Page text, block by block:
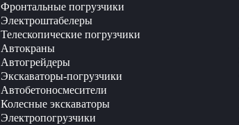
Фронтальные погрузчики
Электроштабелеры
Телескопические погрузчики
Автокраны
Автогрейдеры
Экскаваторы-погрузчики
Автобетоносмесители
Колесные экскаваторы
Электропогрузчики